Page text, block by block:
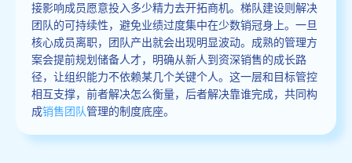
接影响成员愿意投入多少精力去开拓商机。梯队建设则解决
团队的可持续性，避免业绩过度集中在少数销冠身上。一旦
核心成员离职，团队产出就会出现明显波动。成熟的管理方
案会提前规划储备人才，明确从新人到资深销售的成长路
径，让组织能力不依赖某几个关键个人。这一层和目标管控
相互支撑，前者解决怎么衡量，后者解决靠谁完成，共同构
成销售团队管理的制度底座。